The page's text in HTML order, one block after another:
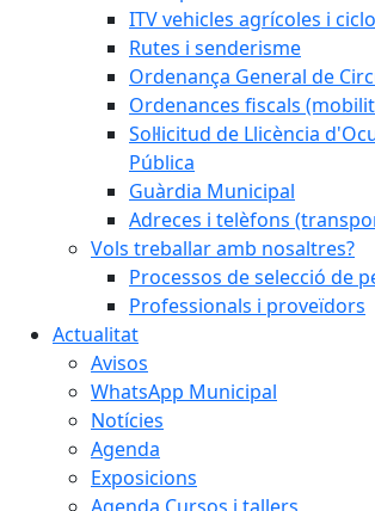
ITV vehicles agrícoles i
Rutes i senderisme
Ordenança General de
Ordenances fiscals
Sol·licitud de Llicència
Pública
Guàrdia Municipal
Adreces i telèfons
Vols treballar amb nosaltres?
Processos de selecció de
Professionals i proveïdors
Actualitat
Avisos
WhatsApp Municipal
Notícies
Agenda
Exposicions